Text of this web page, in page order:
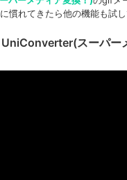
慣れてきたら他の機能も試
UniConverter(スーパー